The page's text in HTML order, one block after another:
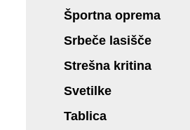
Športna oprema
Srbeče lasišče
Strešna kritina
Svetilke
Tablica